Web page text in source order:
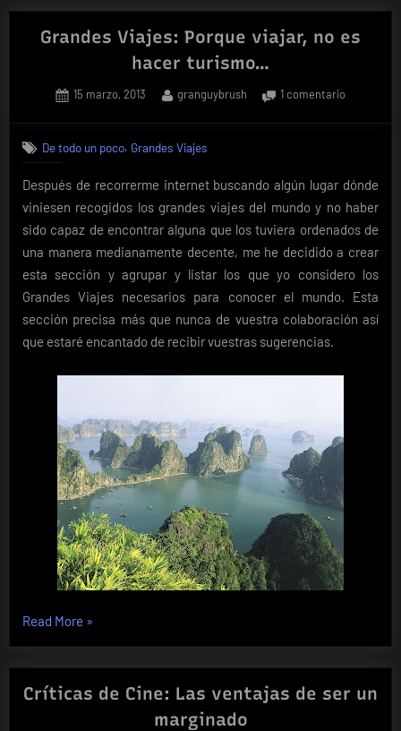
Aibar?»
Grandes Viajes: Porque viajar, no es
hacer turismo…
Posted
15 marzo, 2013 By
granguybrush 1 comentario
no
es
hacer
De todo un poco, Grandes Viajes
Después de recorrerme internet buscando algún lugar dónde
viniesen recogidos los grandes viajes del mundo y no haber
sido capaz de encontrar alguna que los tuviera ordenados de
una manera medianamente decente, me he decidido a crear
esta sección y agrupar y listar los que yo considero los
Grandes Viajes necesarios para conocer el mundo. Esta
sección precisa más que nunca de vuestra colaboración así
que estaré encantado de recibir vuestras sugerencias.
Read More «Grandes
Porque
viajar,
»
Críticas de Cine: Las ventajas de ser un
marginado